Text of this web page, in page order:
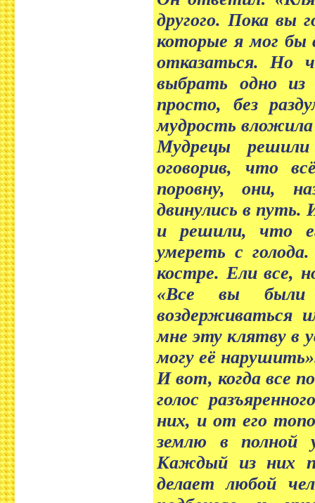
другого. Пока вы
которые я мог бы
отказаться. Но
выбрать одно
просто, без
мудрость
Мудрецы
оговорив, что
поровну, они,
двинулись в путь.
и решили, что
умереть с
костре. Ели все,
«Все вы были
воздерживаться
мне эту клятву в
могу её
И вот, когда все
голос
них, и от его
землю в полной
Каждый из них
делает любой